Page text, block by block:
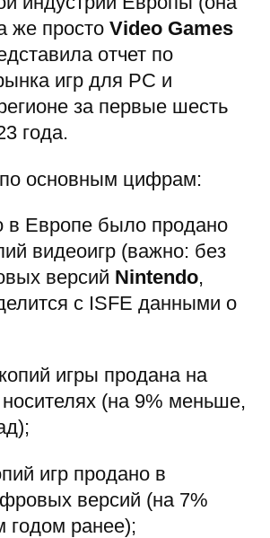
же просто Video Games
отчет по
игр для PC и
за первые шесть
года.
основным цифрам:
в Европе было продано
видеоигр (важно: без
версий Nintendo,
с ISFE данными о
игры продана на
(на 9% меньше,
игр продано в
версий (на 7%
годом ранее);